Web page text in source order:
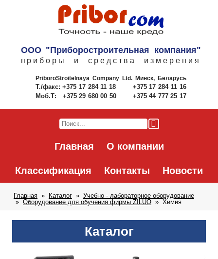
ООО "Приборостроительная компания"
приборы и средства измерения
PriboroStroitelnaya Company Ltd.Минск, Беларусь
Т./факс: +375 17 284 11 18
+375 17 284 11 16
Моб.Т:
+375 29 680 00 50 +375 44 777 25 17
Главная О компании
Классификация Контакты Новости
Главная Каталог
Учебно - лабораторное оборудование
Оборудование для обучения фирмы ZILUO
Химия
Каталог